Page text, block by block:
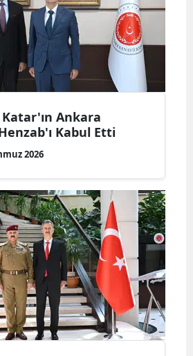
Ankara
Kabul Etti
2026